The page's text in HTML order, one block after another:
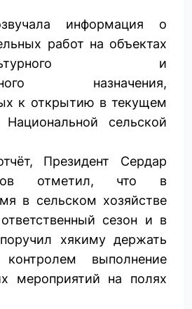
информация о
работ на объектах
культурного и
назначения,
к открытию в текущем
Национальной сельской
Президент Сердар
отметил, что в
в сельском хозяйстве
сезон и в
хякиму держать
выполнение
мероприятий на полях